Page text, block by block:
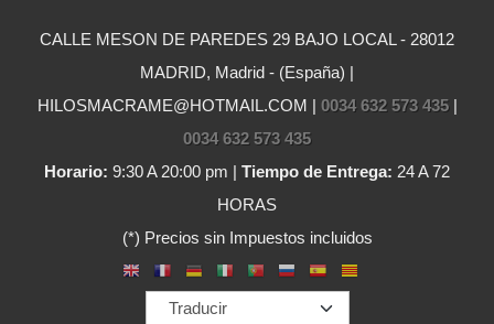
CALLE MESON DE PAREDES 29 BAJO LOCAL - 28012
MADRID, Madrid - (España) |
HILOSMACRAME@HOTMAIL.COM | 0034 632 573 435|
0034 632 573 435
Horario: 9:30 A 20:00 pm | Tiempo de Entrega: 24 A 72
HORAS
(*) Precios sin Impuestos incluidos